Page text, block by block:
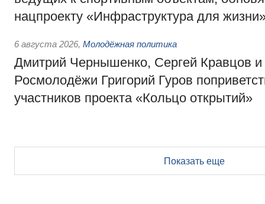
нацпроекту «Инфраструктура для
6 августа 2026, Молодёжная политика
Дмитрий Чернышенко, Сергей Кравцов и
Росмолодёжи Григорий Гуров
участников проекта «Кольцо открытий»
Показать еще